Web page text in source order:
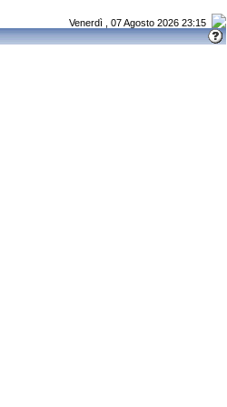
Venerdì , 07 Agosto 2026 23:15